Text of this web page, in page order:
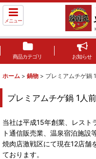
メニュー
商品カテゴリ お知らせ
ホーム > 鍋物 > プレミアムチゲ鍋
プレミアムチゲ鍋 1人前
当社は平成15年創業、レスト
ト通信販売業、温泉宿泊施設
焼肉店激戦区にて現在12店舗
ております。